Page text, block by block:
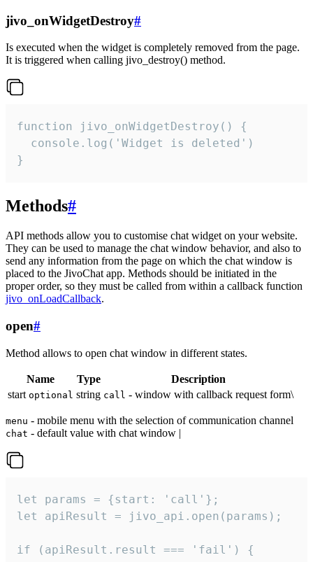
jivo_onWidgetDestroy#
Is executed when the widget is completely removed from the page.
It is triggered when calling jivo_destroy() method.
function jivo_onWidgetDestroy() {
  console.log('Widget is deleted')
}
Methods#
API methods allow you to customise chat widget on your website.
They can be used to manage the chat window behavior, and also to
send any information from the page on which the chat window is
placed to the JivoChat app. Methods should be initiated in the
proper order, so they must be called from within a callback function
jivo_onLoadCallback.
open#
Method allows to open chat window in different states.
Name Type
Description
start optional string call - window with callback request form\
menu - mobile menu with the selection of communication channel
chat - default value with chat window |
let params = {start: 'call'};
let apiResult = jivo_api.open(params);
if (apiResult.result === 'fail') {